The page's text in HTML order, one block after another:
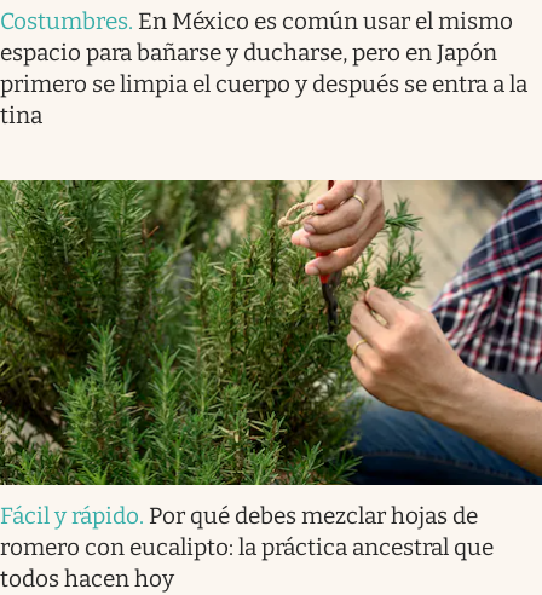
Costumbres. En México es común usar el mismo
espacio para bañarse y ducharse, pero en Japón
primero se limpia el cuerpo y después se entra a la
tina
Fácil y rápido. Por qué debes mezclar hojas de
romero con eucalipto: la práctica ancestral que
todos hacen hoy